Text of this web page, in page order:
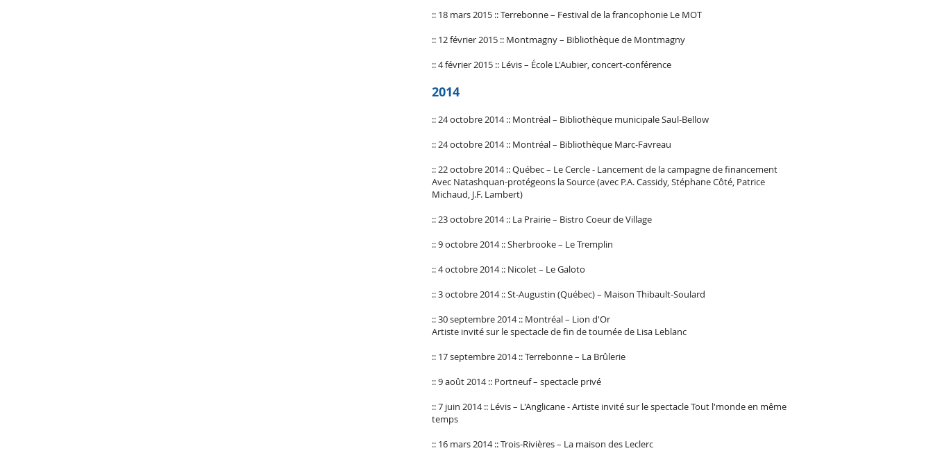
:: 18 mars 2015 :: Terrebonne – Festival de la francophonie Le MOT
:: 12 février 2015 :: Montmagny – Bibliothèque de Montmagny
:: 4 février 2015 :: Lévis – École L'Aubier, concert-conférence
2014
:: 24 octobre 2014 :: Montréal – Bibliothèque municipale Saul-Bellow
:: 24 octobre 2014 :: Montréal – Bibliothèque Marc-Favreau
:: 22 octobre 2014 :: Québec – Le Cercle - Lancement de la campagne de financement
Avec Natashquan-protégeons la Source (avec P.A. Cassidy, Stéphane Côté, Patrice
Michaud, J.F. Lambert)
:: 23 octobre 2014 :: La Prairie – Bistro Coeur de Village
:: 9 octobre 2014 :: Sherbrooke – Le Tremplin
:: 4 octobre 2014 :: Nicolet – Le Galoto
:: 3 octobre 2014 :: St-Augustin (Québec) – Maison Thibault-Soulard
:: 30 septembre 2014 :: Montréal – Lion d'Or
Artiste invité sur le spectacle de fin de tournée de Lisa Leblanc
:: 17 septembre 2014 :: Terrebonne – La Brûlerie
:: 9 août 2014 :: Portneuf – spectacle privé
:: 7 juin 2014 :: Lévis – L'Anglicane - Artiste invité sur le spectacle Tout l'monde en même
temps
:: 16 mars 2014 :: Trois-Rivières – La maison des Leclerc